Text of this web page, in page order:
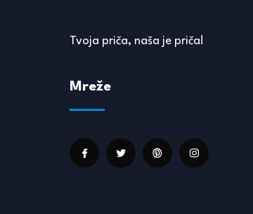
Tvoja priča, naša je priča!
Mreže